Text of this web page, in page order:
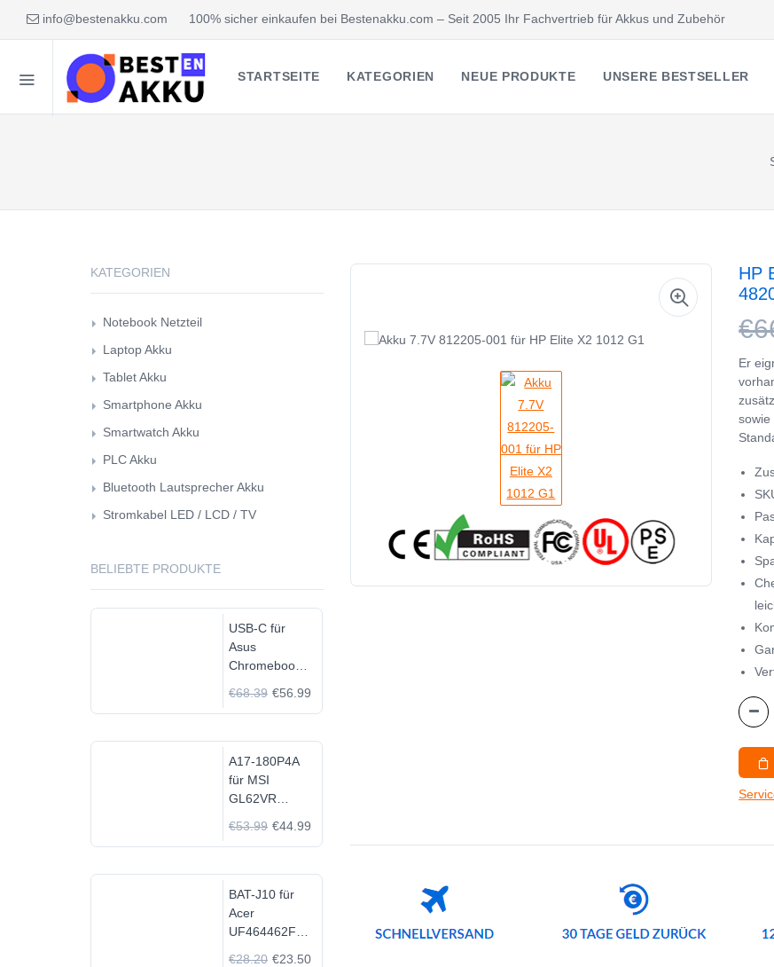
info@bestenakku.com 100% sicher einkaufen bei Bestenakku.com – Seit 2005 Ihr Fachvertrieb für Akkus und Zubehör
STARTSEITE KATEGORIEN NEUE PRODUKTE UNSERE BESTSELLER
HP
Er
sowie
KATEGORIEN
Notebook Netzteil
Laptop Akku
Tablet Akku
Smartphone Akku
Smartwatch Akku
PLC Akku
Bluetooth Lautsprecher Akku
Stromkabel LED / LCD / TV
BELIEBTE PRODUKTE
USB-C für
Asus
Chromebook
€68.39 €56.99
A17-180P4A
für MSI
GL62VR
€53.99 €44.99
BAT-J10 für
Acer
UF464462F
€28.20 €23.50